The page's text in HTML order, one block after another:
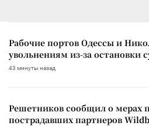
Рабочие портов Одессы и
увольнениям из-за остановки
43 минуты назад
Решетников сообщил о мерах
пострадавших партнеров